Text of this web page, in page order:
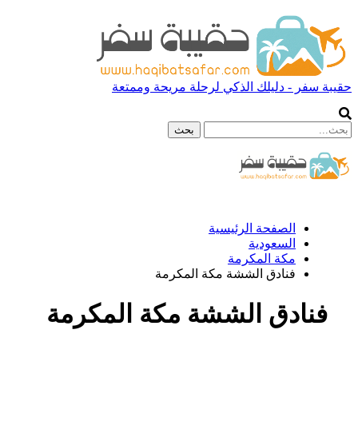
حقيبة سفر - دليلك الذكي لرحلة مريحة وممتعة
الصفحة الرئيسية
السعودية
مكة المكرمة
فنادق الششة مكة المكرمة
فنادق الششة مكة المكرمة